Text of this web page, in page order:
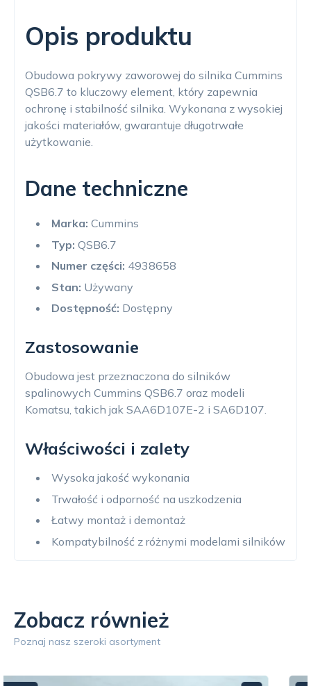
Opis produktu
Obudowa pokrywy zaworowej do silnika Cummins
QSB6.7 to kluczowy element, który zapewnia
ochronę i stabilność silnika. Wykonana z wysokiej
jakości materiałów, gwarantuje długotrwałe
użytkowanie.
Dane techniczne
Marka: Cummins
Typ: QSB6.7
Numer części: 4938658
Stan: Używany
Dostępność: Dostępny
Zastosowanie
Obudowa jest przeznaczona do silników
spalinowych Cummins QSB6.7 oraz modeli
Komatsu, takich jak SAA6D107E-2 i SA6D107.
Właściwości i zalety
Wysoka jakość wykonania
Trwałość i odporność na uszkodzenia
Łatwy montaż i demontaż
Kompatybilność z różnymi modelami silników
Zobacz również
Poznaj nasz szeroki asortyment